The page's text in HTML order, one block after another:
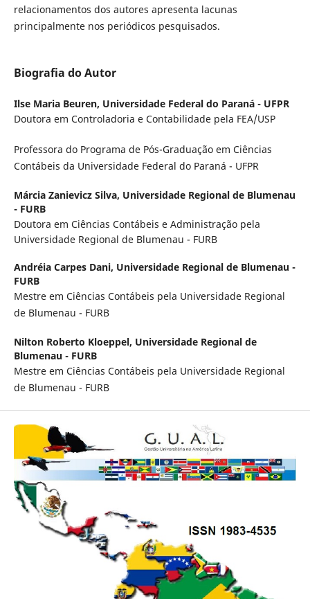
relacionamentos dos autores apresenta lacunas
principalmente nos periódicos pesquisados.
Biografia do Autor
Ilse Maria Beuren, Universidade Federal do Paraná - UFPR
Doutora em Controladoria e Contabilidade pela FEA/USP
Professora do Programa de Pós-Graduação em Ciências
Contábeis da Universidade Federal do Paraná - UFPR
Márcia Zanievicz Silva, Universidade Regional de Blumenau
- FURB
Doutora em Ciências Contábeis e Administração pela
Universidade Regional de Blumenau - FURB
Andréia Carpes Dani, Universidade Regional de Blumenau -
FURB
Mestre em Ciências Contábeis pela Universidade Regional
de Blumenau - FURB
Nilton Roberto Kloeppel, Universidade Regional de
Blumenau - FURB
Mestre em Ciências Contábeis pela Universidade Regional
de Blumenau - FURB